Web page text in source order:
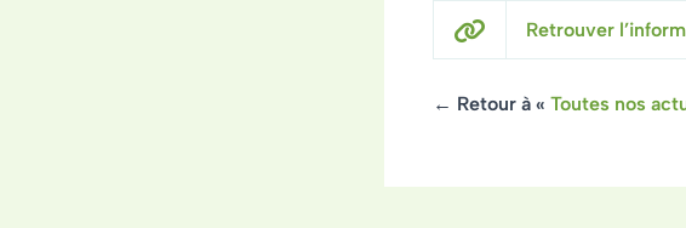
Retrouver
← Retour à « Toutes nos